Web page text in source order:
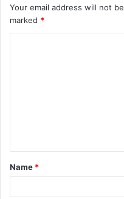
Your email address will not
marked *
t
*
Name *